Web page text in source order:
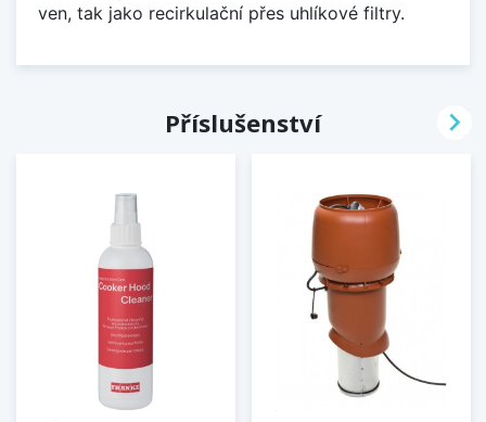
ven, tak jako recirkulační přes uhlíkové filtry.
Příslušenství 